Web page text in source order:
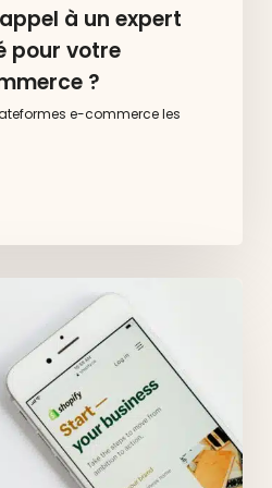
à un expert
pour votre
?
e-commerce les